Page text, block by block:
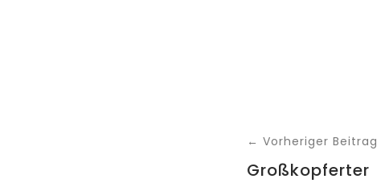
← Vorheriger Beitrag
Großkopferter